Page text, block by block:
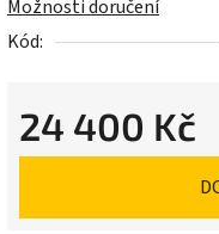
Možnosti doručení
Kód:
24 400 Kč
Měrná cena: